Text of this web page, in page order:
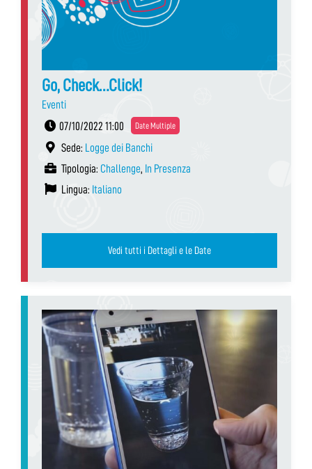
Go, Check…Click!
Eventi
07/10/2022 11:00
Date Multiple
Sede: Logge dei Banchi
Tipologia: Challenge, In Presenza
Lingua: Italiano
Vedi tutti i Dettagli e le Date